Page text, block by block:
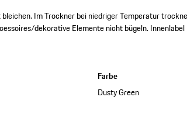
Im Trockner bei niedriger Temperatur
dekorative Elemente nicht bügeln.
Farbe
Dusty Green